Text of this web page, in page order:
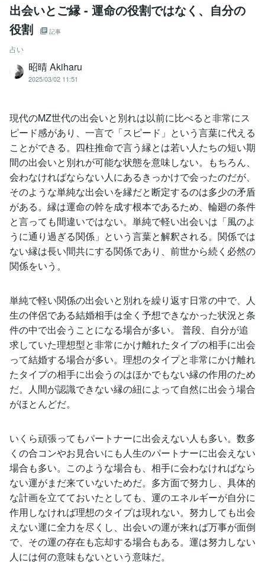
出会いとご縁 - 運命の役割ではなく、自分の
役割
記事
占い
昭晴 Akiharu
2025/03/02 11:51
現代のMZ世代の出会いと別れは以前に比べると非常にス
ピード感があり、一言で「スピード」という言葉に代える
ことができる。四柱推命で言う縁とは若い人たちの短い期
間の出会いと別れが可能な状態を意味しない。もちろん、
会わなければならない人にあるきっかけで会ったのだが、
そのような単純な出会いを縁だと断定するのは多少の矛盾
がある。縁は運命の幹を成す根本であるため、輪廻の条件
と言っても間違いではない。単純で軽い出会いは「風のよ
うに通り過ぎる関係」という言葉と解釈される。関係では
ない縁は長い間共にする関係であり、前世から続く必然の
関係をいう。
単純で軽い関係の出会いと別れを繰り返す日常の中で、人
生の伴侶である結婚相手は全く予想できなかった状況と条
件の中で出会うことになる場合が多い。 普段、自分が追
求していた理想型と非常にかけ離れたタイプの相手に出会
って結婚する場合が多い。理想のタイプと非常にかけ離れ
たタイプの相手に出会うのはほかでもない縁の作用のため
だ。人間が認識できない縁の紐によって自然に出会う場合
がほとんどだ。
いくら頑張ってもパートナーに出会えない人も多い。数多
くの合コンやお見合いにも人生のパートナーに出会えない
場合も多い。このような場合も、相手に会わなければなら
ない運がまだ来ていないためだ。多方面で努力し、具体的
な計画を立てておいたとしても、運のエネルギーが自分に
作用しなければ理想のタイプは現れない。努力しても出会
えない運に全力を尽くし、出会いの運が来れば万事が面倒
で、その運の存在も忘却する場合もある。運は努力しない
人には何の意味もないという意味だ。